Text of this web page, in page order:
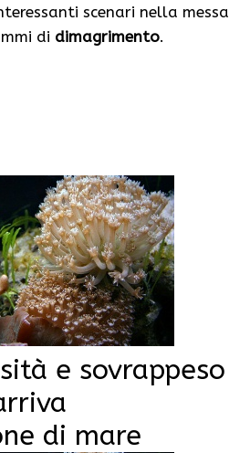
scenari nella messa
di dimagrimento.
e sovrappeso
di mare